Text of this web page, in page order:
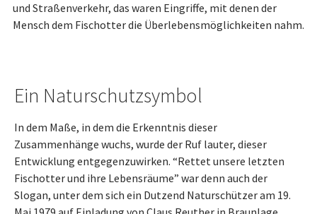
und Straßen­ver­kehr, das waren Eingriffe, mit denen der
Mensch dem Fisch­ot­ter die Überle­bens­möglichkeiten nahm.
Ein Naturschutzsymbol
In dem Maße, in dem die Erkenntnis dieser
Zusammenhänge wuchs, wurde der Ruf lauter, dieser
Entwicklung ent­ge­gen­zu­wirken. “Rettet unsere letzten
Fisch­ot­ter und ihre Lebens­räume” war denn auch der
Slogan, unter dem sich ein Dut­zend Natur­schützer am 19.